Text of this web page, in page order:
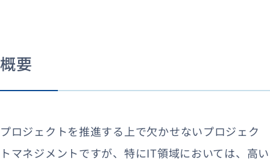
概要
プロジェクトを推進する上で欠かせないプロジェク
トマネジメントですが、特にIT領域においては、高い